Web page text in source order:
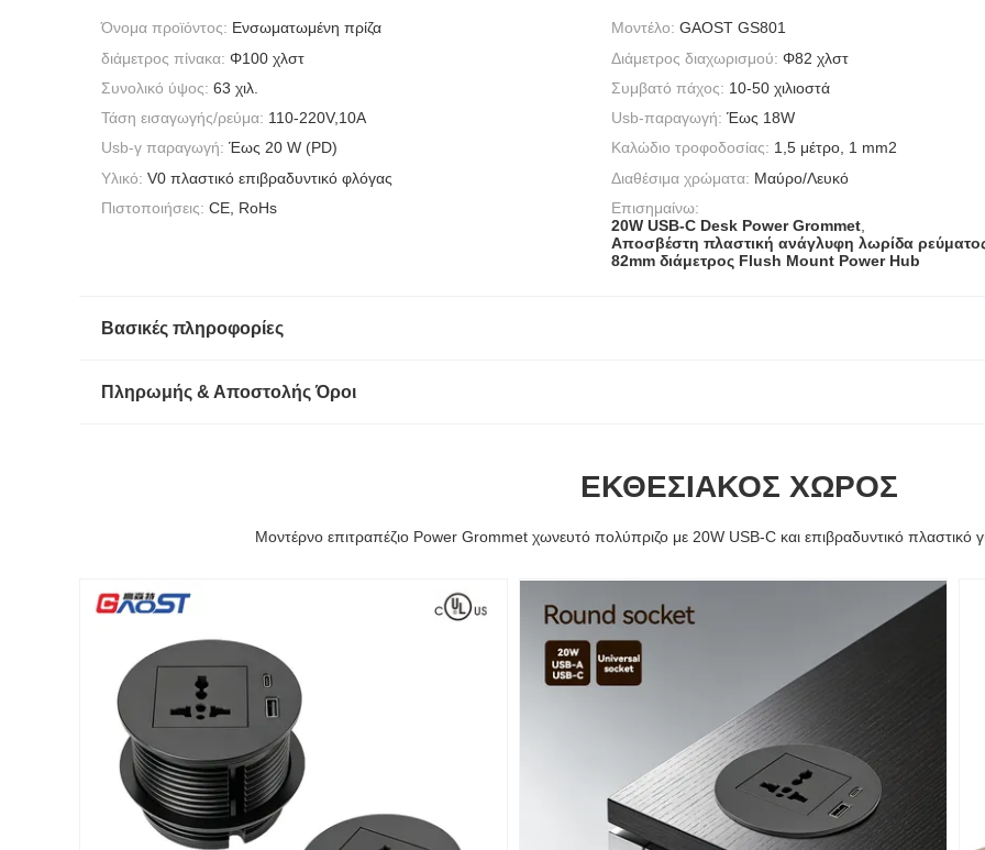
Όνομα προϊόντος: Ενσωματωμένη πρίζα Μοντέλο: GAOST GS801
διάμετρος πίνακα: Φ100 χλστ Διάμετρος διαχωρισμού: Φ82 χλστ
Συνολικό ύψος: 63 χιλ. Συμβατό πάχος: 10-50 χιλιοστά
Τάση εισαγωγής/ρεύμα: 110-220V,10A Usb-παραγωγή: Έως 18W
Usb-γ παραγωγή: Έως 20 W (PD) Καλώδιο τροφοδοσίας: 1,5 μέτρο, 1 mm2
Υλικό: V0 πλαστικό επιβραδυντικό φλόγας Διαθέσιμα χρώματα: Μαύρο/Λευκό
Πιστοποιήσεις: CE, RoHs
Επισημαίνω:
20W USB-C Desk Power Grommet
Αποσβέστη πλαστική ανάγλυφη λωρίδα
82mm διάμετρος Flush Mount Power Hub
Βασικές πληροφορίες
Πληρωμής & Αποστολής Όροι
ΕΚΘΕΣΙΑΚΌΣ ΧΏΡΟΣ
Μοντέρνο επιτραπέζιο Power Grommet χωνευτό πολύπριζο με 20W USB-C και επιβραδυντικό πλαστικό